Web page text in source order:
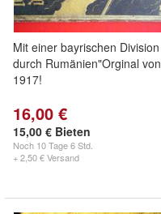
Mit einer bayrischen Division
durch Rumänien"Orginal von
1917!
16,00 €
15,00 € Bieten
Noch 10 Tage 6 Std.
+ 2,50 € Versand